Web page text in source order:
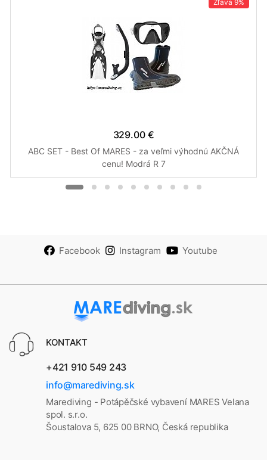
Zľava 9%
329.00 €
ABC SET - Best Of MARES - za veľmi výhodnú AKČNÁ
cenu! Modrá R 7
Facebook Instagram Youtube
KONTAKT
+421 910 549 243
info@marediving.sk
Marediving - Potápěčské vybavení MARES Velana
spol. s.r.o.
Šoustalova 5, 625 00 BRNO, Česká republika